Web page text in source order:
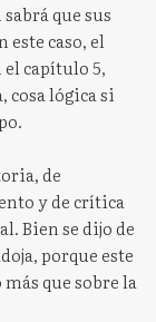
que sus
este caso, el
capítulo 5,
cosa lógica si
de
y de crítica
Bien se dijo de
porque este
que sobre la